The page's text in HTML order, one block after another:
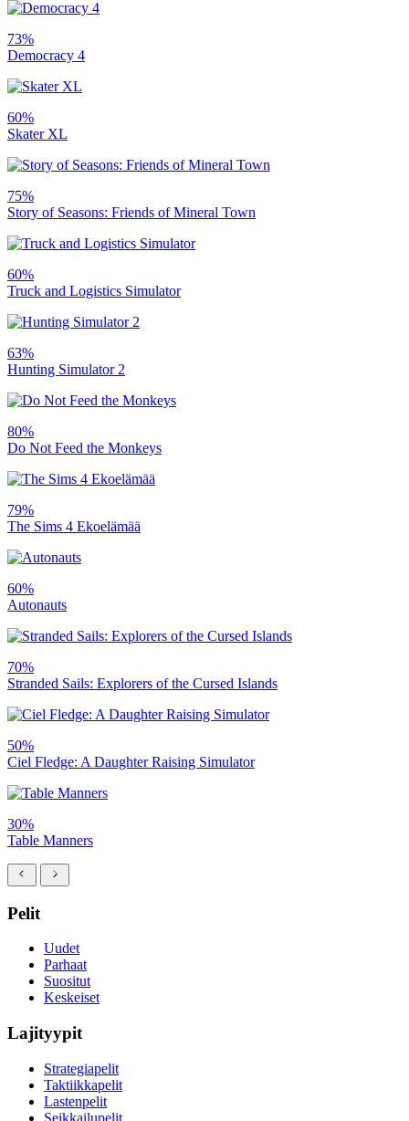
73%
Democracy 4
60%
Skater XL
75%
Story of Seasons: Friends of Mineral Town
60%
Truck and Logistics Simulator
63%
Hunting Simulator 2
80%
Do Not Feed the Monkeys
79%
The Sims 4 Ekoelämää
60%
Autonauts
70%
Stranded Sails: Explorers of the Cursed Islands
50%
Ciel Fledge: A Daughter Raising Simulator
30%
Table Manners
Pelit
Uudet
Parhaat
Suositut
Keskeiset
Lajityypit
Strategiapelit
Taktiikkapelit
Lastenpelit
Seikkailupelit